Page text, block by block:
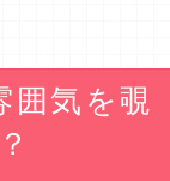
囲気を覗